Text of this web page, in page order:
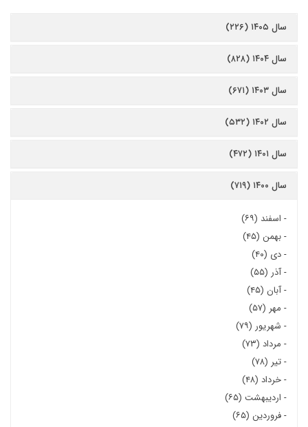
سال ۱۴۰۵ (۲۲۶)
سال ۱۴۰۴ (۸۲۸)
سال ۱۴۰۳ (۶۷۱)
سال ۱۴۰۲ (۵۳۲)
سال ۱۴۰۱ (۴۷۲)
سال ۱۴۰۰ (۷۱۹)
- اسفند (۶۹)
-بهمن (۴۵)
-دی (۴۰)
-آذر (۵۵)
-آبان (۴۵)
- مهر (۵۷)
- شهریور (۷۹)
- مرداد (۷۳)
-تیر (۷۸)
-خرداد (۴۸)
- اردیبهشت (۶۵)
-فروردین (۶۵)